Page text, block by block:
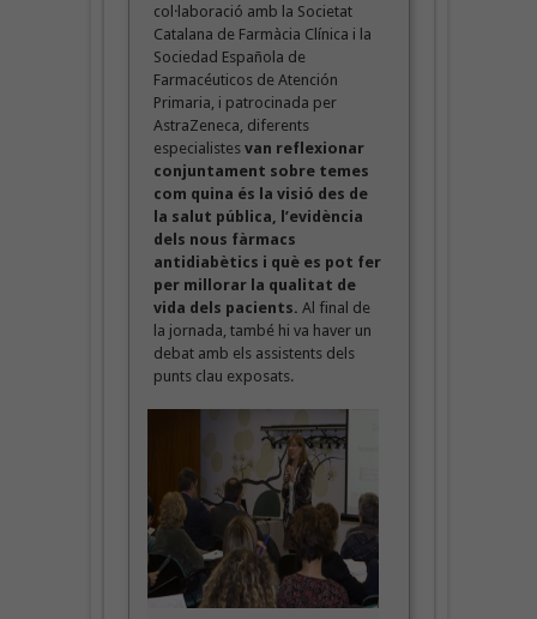
col·laboració amb la Societat
Catalana de Farmàcia Clínica i la
Sociedad Española de
Farmacéuticos de Atención
Primaria, i patrocinada per
AstraZeneca, diferents
especialistes van reflexionar
conjuntament sobre temes
com quina és la visió des de
la salut pública, l’evidència
dels nous fàrmacs
antidiabètics i què es pot fer
per millorar la qualitat de
vida dels pacients. Al final de
la jornada, també hi va haver un
debat amb els assistents dels
punts clau exposats.